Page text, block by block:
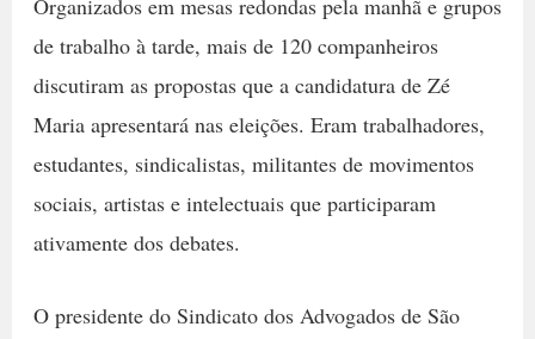
de trabalho à tarde, mais de 120 companheiros
discutiram as propostas que a candidatura de Zé
Maria apresentará nas eleições. Eram trabalhadores,
estudantes, sindicalistas, militantes de movimentos
sociais, artistas e intelectuais que participaram
ativamente dos debates.
O presidente do Sindicato dos Advogados de São